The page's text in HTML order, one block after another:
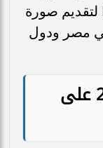
نايل سات وعرب سات، بجودة HD لتقديم صورة
مصر ودول
تردد قناة MBC مصر 1 و2 على